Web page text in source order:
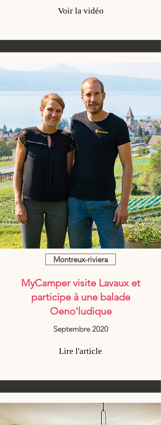
Voir la vidéo
Montreux-riviera
MyCamper visite Lavaux et
participe à une balade
Oeno'ludique
Septembre 2020
Lire l'article